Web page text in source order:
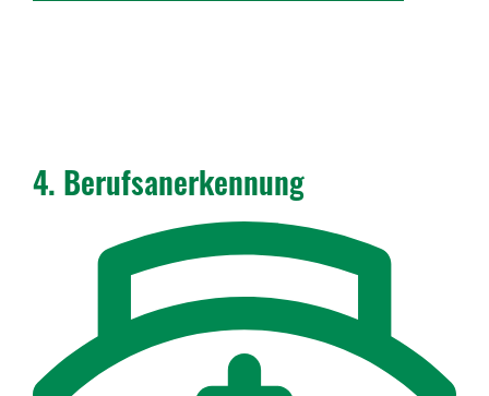
4. Berufs­an­er­ken­nung